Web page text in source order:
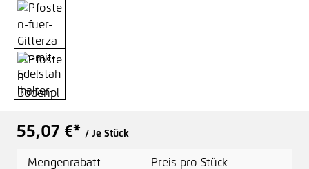
55,07 €* / Je Stück
Mengenrabatt Preis pro Stück